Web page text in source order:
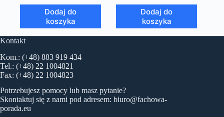
Dodaj do
koszyka
Dodaj do
koszyka
Kontakt
Kom.: (+48) 883 919 434
Tel.: (+48) 22 1004821
Fax: (+48) 22 1004823
Potrzebujesz pomocy lub masz pytanie?
Skontaktuj się z nami pod adresem: biuro@fachowa-
porada.eu